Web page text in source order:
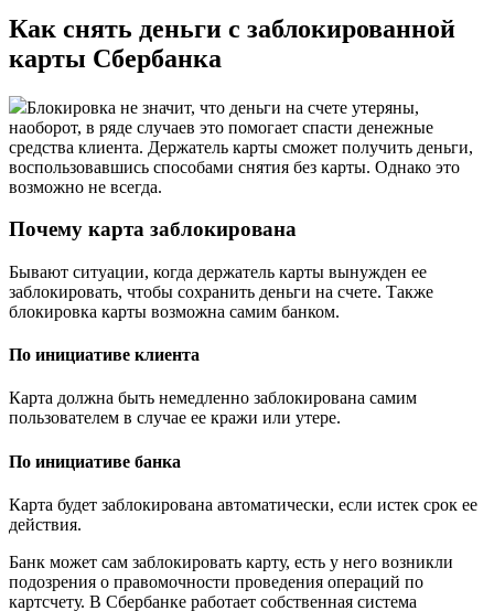
Как снять деньги с заблокированной
карты Сбербанка
Блокировка не значит, что деньги на счете утеряны,
наоборот, в ряде случаев это помогает спасти денежные
средства клиента. Держатель карты сможет получить деньги,
воспользовавшись способами снятия без карты. Однако это
возможно не всегда.
Почему карта заблокирована
Бывают ситуации, когда держатель карты вынужден ее
заблокировать, чтобы сохранить деньги на счете. Также
блокировка карты возможна самим банком.
По инициативе клиента
Карта должна быть немедленно заблокирована самим
пользователем в случае ее кражи или утере.
По инициативе банка
Карта будет заблокирована автоматически, если истек срок ее
действия.
Банк может сам заблокировать карту, есть у него возникли
подозрения о правомочности проведения операций по
картсчету. В Сбербанке работает собственная система